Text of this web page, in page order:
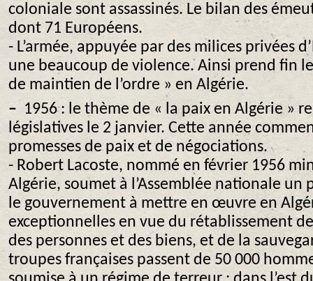
coloniale sont assassinés. Le bilan des
dont 71 Européens.
- L’armée, appuyée par des milices privées
une beaucoup de violence. Ainsi prend fin
de maintien de l’ordre » en Algérie.
– 1956 : le thème de « la paix en Algérie »
législatives le 2 janvier. Cette année
promesses de paix et de négociations.
- Robert Lacoste, nommé en février 1956
Algérie, soumet à l’Assemblée nationale
le gouvernement à mettre en œuvre en
exceptionnelles en vue du rétablissement
des personnes et des biens, et de la
troupes françaises passent de 50 000